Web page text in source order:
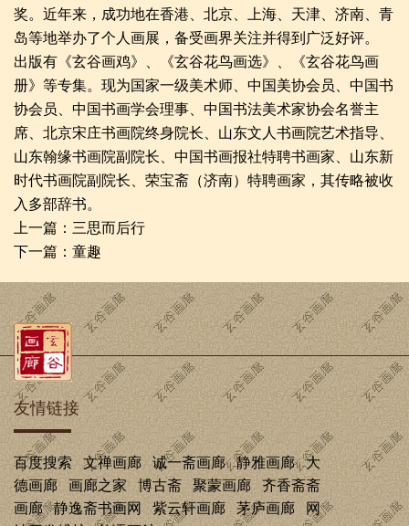
奖。近年来，成功地在香港、北京、上海、天津、济南、青
岛等地举办了个人画展，备受画界关注并得到广泛好评。
出版有《玄谷画鸡》、《玄谷花鸟画选》、《玄谷花鸟画
册》等专集。现为国家一级美术师、中国美协会员、中国书
协会员、中国书画学会理事、中国书法美术家协会名誉主
席、北京宋庄书画院终身院长、山东文人书画院艺术指导、
山东翰缘书画院副院长、中国书画报社特聘书画家、山东新
时代书画院副院长、荣宝斋（济南）特聘画家，其传略被收
入多部辞书。
上一篇： 三思而后行
下一篇： 童趣
友情链接
百度搜索 文禅画廊 诚一斋画廊 静雅画廊
大
德画廊
画廊之家 博古斋 聚蒙画廊
齐香斋斋
画廊
静逸斋书画网 紫云轩画廊 茅庐画廊
网